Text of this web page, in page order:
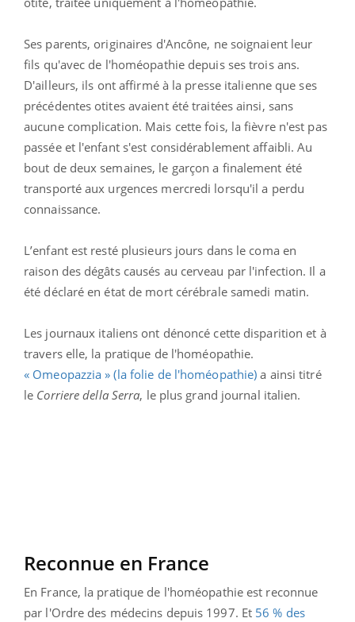
Ses parents, originaires d'Ancône, ne soignaient leur
fils qu'avec de l'homéopathie depuis ses trois ans.
D'ailleurs, ils ont affirmé à la presse italienne que ses
précédentes otites avaient été traitées ainsi, sans
aucune complication. Mais cette fois, la fièvre n'est pas
passée et l'enfant s'est considérablement affaibli. Au
bout de deux semaines, le garçon a finalement été
transporté aux urgences mercredi lorsqu'il a perdu
connaissance.
L’enfant est resté plusieurs jours dans le coma en
raison des dégâts causés au cerveau par l'infection. Il a
été déclaré en état de mort cérébrale samedi matin.
Les journaux italiens ont dénoncé cette disparition et à
travers elle, la pratique de l'homéopathie.
« Omeopazzia » (la folie de l'homéopathie) a ainsi titré
le Corriere della Serra, le plus grand journal italien.
Reconnue en France
En France, la pratique de l'homéopathie est reconnue
par l'Ordre des médecins depuis 1997. Et 56 % des